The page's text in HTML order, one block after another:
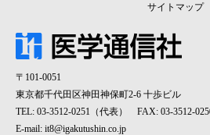
サイトマップ
〒101-0051
東京都千代田区神田神保町2-6 十歩ビル
TEL: 03-3512-0251（代表） FAX: 03-3512-
E-mail: it8@igakutushin.co.jp